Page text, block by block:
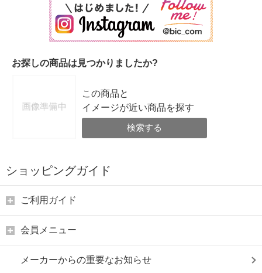
お探しの商品は見つかりましたか?
この商品と
イメージが近い商品を探す
検索する
ショッピングガイド
ご利用ガイド
会員メニュー
メーカーからの重要なお知らせ